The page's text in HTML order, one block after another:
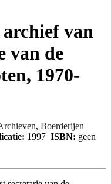
van
van de
1970-
, Boerderijen
1997 ISBN: geen